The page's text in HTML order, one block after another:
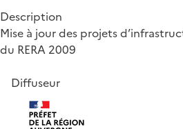
Description
Mise à jour des projets
du RERA 2009
Diffuseur